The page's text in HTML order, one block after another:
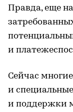
Правда, еще
и
Сейчас
и
и поддержки